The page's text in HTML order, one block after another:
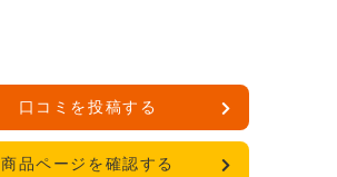
口コミを投稿する
商品ページを確認する